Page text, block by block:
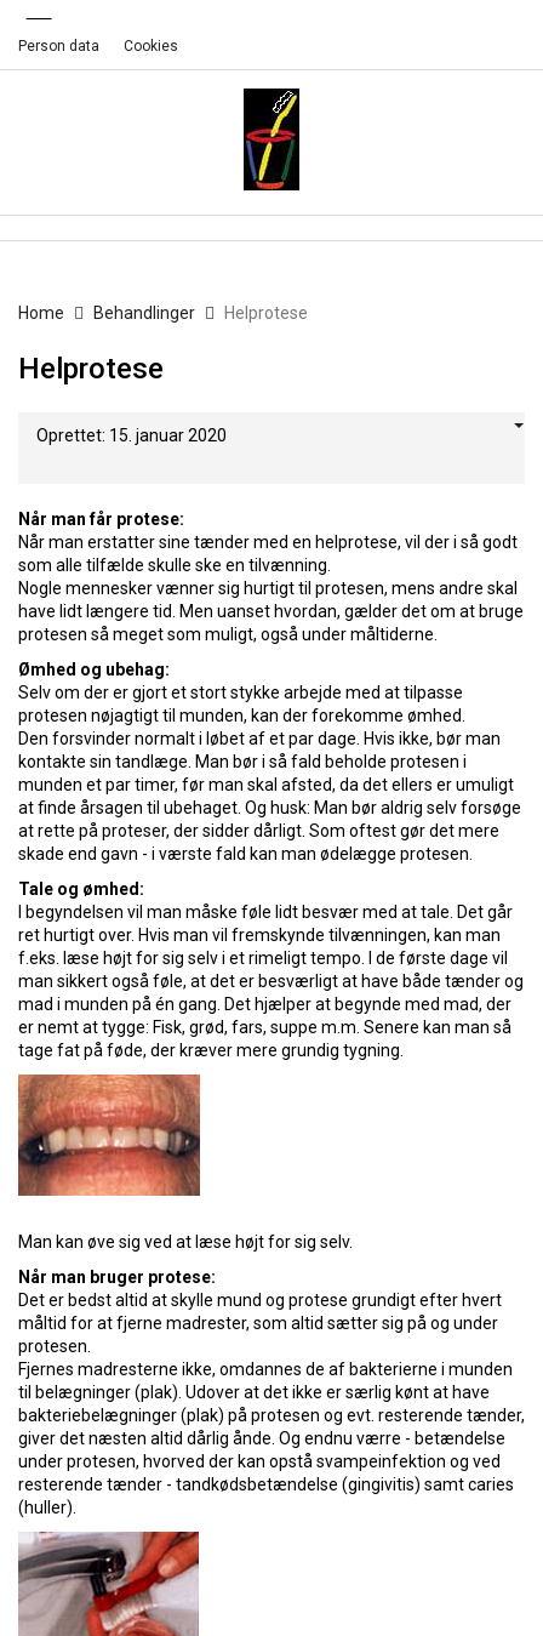
Person data Cookies
Home Behandlinger Helprotese
Helprotese
Oprettet: 15. januar 2020
Når man får protese:
Når man erstatter sine tænder med en helprotese, vil der i så godt
som alle tilfælde skulle ske en tilvænning.
Nogle mennesker vænner sig hurtigt til protesen, mens andre skal
have lidt længere tid. Men uanset hvordan, gælder det om at bruge
protesen så meget som muligt, også under måltiderne.
Ømhed og ubehag:
Selv om der er gjort et stort stykke arbejde med at tilpasse
protesen nøjagtigt til munden, kan der forekomme ømhed.
Den forsvinder normalt i løbet af et par dage. Hvis ikke, bør man
kontakte sin tandlæge. Man bør i så fald beholde protesen i
munden et par timer, før man skal afsted, da det ellers er umuligt
at finde årsagen til ubehaget. Og husk: Man bør aldrig selv forsøge
at rette på proteser, der sidder dårligt. Som oftest gør det mere
skade end gavn - i værste fald kan man ødelægge protesen.
Tale og ømhed:
I begyndelsen vil man måske føle lidt besvær med at tale. Det går
ret hurtigt over. Hvis man vil fremskynde tilvænningen, kan man
f.eks. læse højt for sig selv i et rimeligt tempo. I de første dage vil
man sikkert også føle, at det er besværligt at have både tænder og
mad i munden på én gang. Det hjælper at begynde med mad, der
er nemt at tygge: Fisk, grød, fars, suppe m.m. Senere kan man så
tage fat på føde, der kræver mere grundig tygning.
Man kan øve sig ved at læse højt for sig selv.
Når man bruger protese:
Det er bedst altid at skylle mund og protese grundigt efter hvert
måltid for at fjerne madrester, som altid sætter sig på og under
protesen.
Fjernes madresterne ikke, omdannes de af bakterierne i munden
til belægninger (plak). Udover at det ikke er særlig kønt at have
bakteriebelægninger (plak) på protesen og evt. resterende tænder,
giver det næsten altid dårlig ånde. Og endnu værre - betændelse
under protesen, hvorved der kan opstå svampeinfektion og ved
resterende tænder - tandkødsbetændelse (gingivitis) samt caries
(huller).